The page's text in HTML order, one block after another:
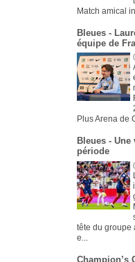
Match amical
Bleues -
équipe de
Plus Arena de
Bleues -
période
tête du groupe
e...
Champion’s